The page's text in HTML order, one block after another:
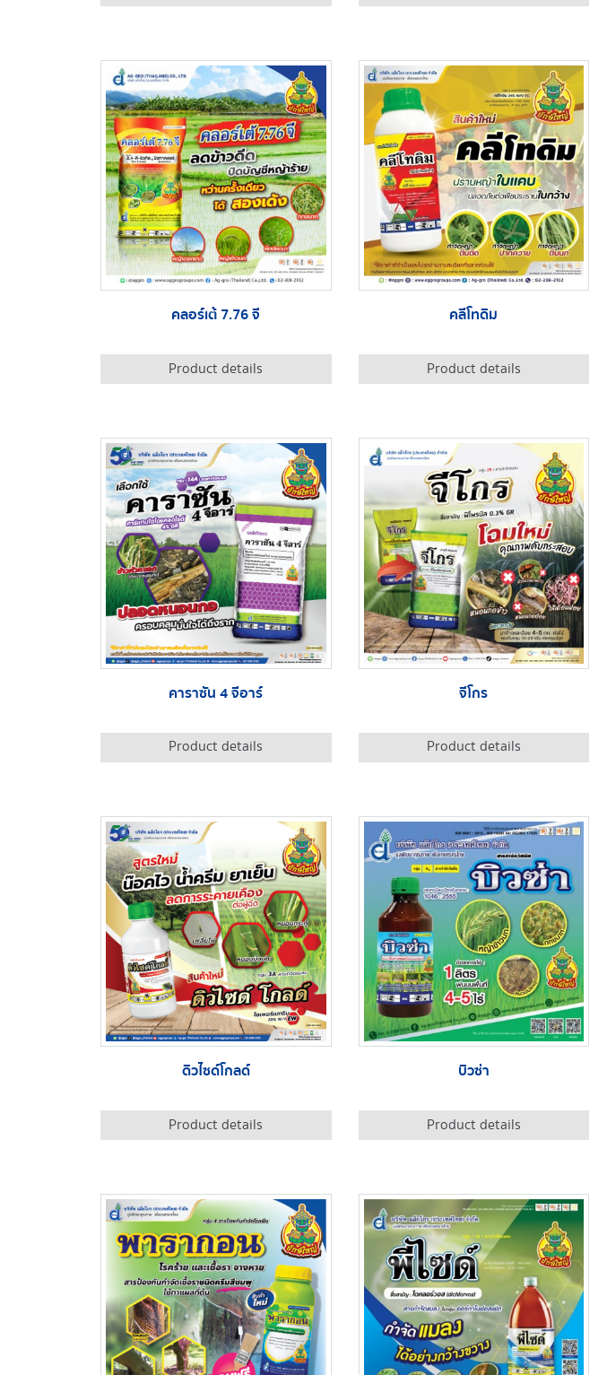
คลอร์เต้ 7.76 จี
Product details
คลีโทดิม
Product details
คาราซัน 4 จีอาร์
Product details
จีโกร
Product details
ดิวไซด์โกลด์
Product details
บิวซ่า
Product details